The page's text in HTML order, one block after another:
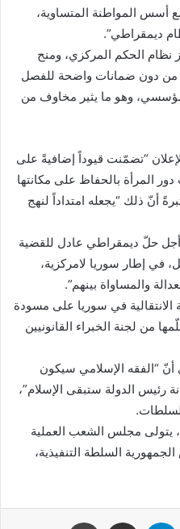
أسس المواطنة المتساوية،
ديمقراطي”.
نظام الحكم المركزي، ومنح
من دون ضمانات واضحة للفصل
وهو ما يثير مخاوف من
“تضمّنت قيوداً إضافيةً على
المرأة بالحفاظ على مكانتها
أنّ ذلك “يجعله امتداداً لنهج
أجل حلّ ديمقراطي عادل للقضية
في إطار سوريا لامركزية،
والمساواة بينهم”.
في سوريا على مسودة
من لجنة الخبراء القانونيين
“الفقه الإسلامي سيكون
رئيس الدولة ستبقى الإسلام”،
يتولى مجلس الشعب العملية
السلطة التنفيذية،
واتساب تيلقرام مشاركة عبر البريد